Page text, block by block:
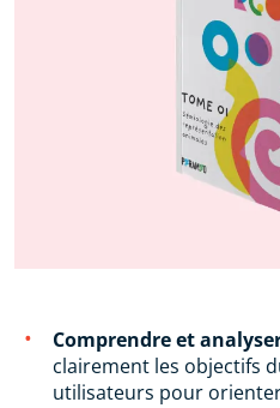
Comprendre et
clairement les objectifs
utilisateurs pour